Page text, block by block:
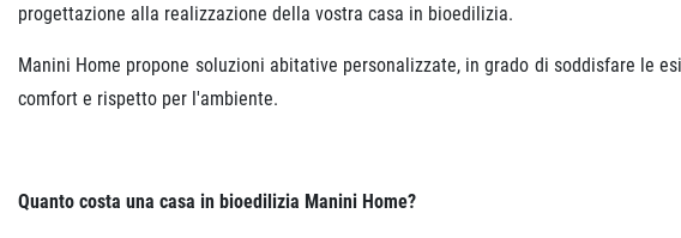
progettazione alla realizzazione della vostra casa in bioedilizia.
Manini Home propone soluzioni abitative personalizzate, in grado di soddisfare le
comfort e rispetto per l'ambiente.
Quanto costa una casa in bioedilizia Manini Home?